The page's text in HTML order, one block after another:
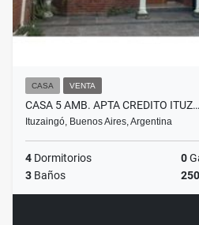
CASA VENTA
CASA 5 AMB. APTA CREDITO ITUZ…
Ituzaingó, Buenos Aires, Argentina
4 Dormitorios 0
3 Baños 250